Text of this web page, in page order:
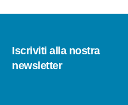
Iscriviti alla nostra
newsletter